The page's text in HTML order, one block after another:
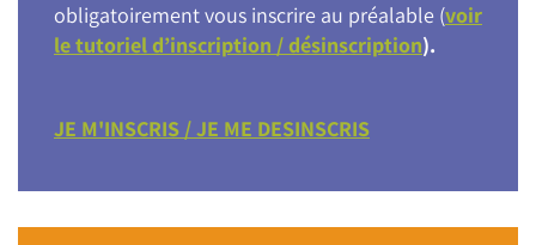
obligatoirement vous inscrire au préalable (voir
le tutoriel d’inscription / désinscription).
JE M'INSCRIS / JE ME DESINSCRIS